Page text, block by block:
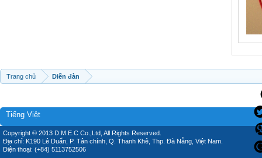
Trang chủ Diễn đàn
Tiếng Việt
Copyright © 2013 D.M.E.C Co.,Ltd, All Rights Reserved.
Địa chỉ: K190 Lê Duẩn, P. Tân chính, Q. Thanh Khê, Thp. Đà Nẵng, Việt Nam.
Điện thoại: (+84) 5113752506